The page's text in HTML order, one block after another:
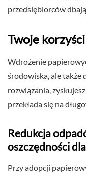
przedsiębiorców
Twoje
Wdrożenie
środowiska, ale także
rozwiązania,
przekłada się na
Redukcja
oszczędności
Przy adopcji